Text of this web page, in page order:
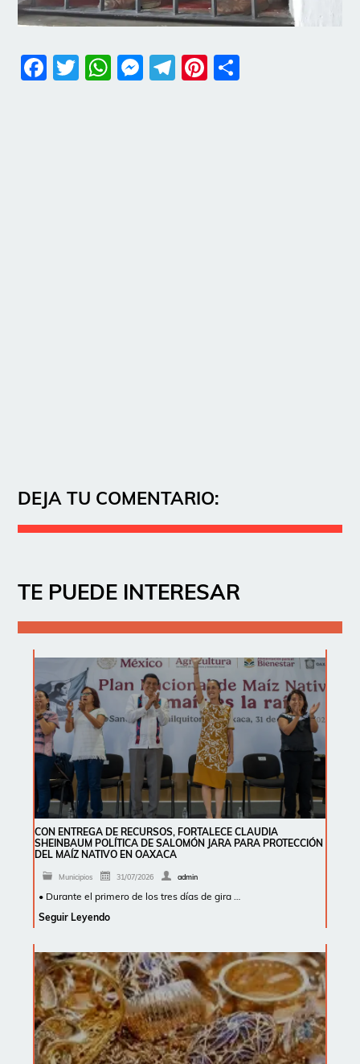
Facebook
Twitter
WhatsApp
Messenger
Telegram
Pinterest
DEJA TU COMENTARIO:
TE PUEDE INTERESAR
CON ENTREGA DE RECURSOS, FORTALECE CLAUDIA
SHEINBAUM POLÍTICA DE SALOMÓN JARA PARA PROTECCIÓN
DEL MAÍZ NATIVO EN OAXACA
Municipios 31/07/2026 admin
• Durante el primero de los tres días de gira …
Seguir Leyendo